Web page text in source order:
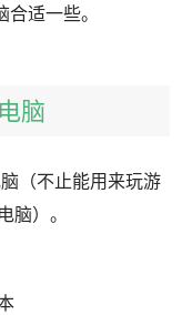
适一些。
脑
（不止能用来玩游
脑）。